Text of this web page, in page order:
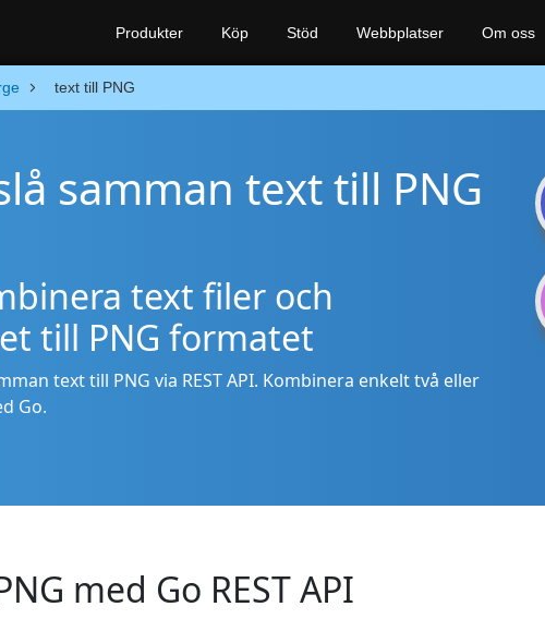
text till PNG
samman text till PNG
text filer och
till PNG formatet
text till PNG via REST API. Kombinera enkelt två eller
Go.
med Go REST API
Produkter Köp Stöd Webbplatser Om oss